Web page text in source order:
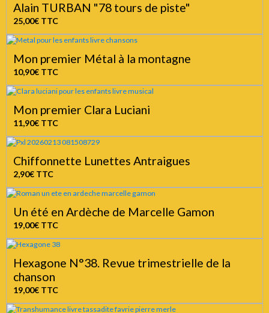
Alain TURBAN "78 tours de piste"
25,00€ TTC
Mon premier Métal à la montagne
10,90€ TTC
Mon premier Clara Luciani
11,90€ TTC
Chiffonnette Lunettes Antraigues
2,90€ TTC
Un été en Ardèche de Marcelle Gamon
19,00€ TTC
Hexagone N°38. Revue trimestrielle de la
chanson
19,00€ TTC